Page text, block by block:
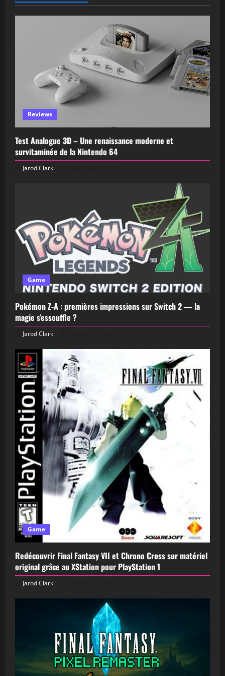
Reviews
Test Analogue 3D – Une renaissance moderne et
survitaminée de la Nintendo 64
Jarod Clark
Game
Pokémon Z-A : premières impressions sur Switch 2 — la
magie s’essouffle ?
Jarod Clark
Game
Redécouvrir Final Fantasy VII et Chrono Cross sur matériel
original grâce au XStation pour PlayStation 1
Jarod Clark